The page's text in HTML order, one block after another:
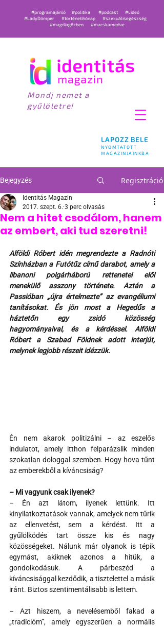
LAPOZZ BELE
NYOMTATOTT
MAGAZINJAINKBA
#programajánló #politika #podcast
#videó
#LadyDömper
#történetihónap
#szexuálisegészség
#magdiagőzben
#macskamedve
Mondj nemet a
gyűlöletre!
Bejegyzés Regisztráció
Nem a hitet csodálom, hanem
az embert, aki tud szeretni!
Identitás Magazin
2017. szept. 6. 3 perc olvasás
Alföldi Róbert idén megrendezte a Radnóti
Színházban a Futótűz című darabot, amely a
libanoni polgárháború rettenetei elől
menekülő asszony története. Aztán a
Passióban „újra értelmezte” az evangéliumi
tanításokat. És jön most a Hegedűs a
háztetőn egy zsidó közösség
hagyományaival, és a kérdéssel. Alföldi
Róbert a Szabad Földnek adott interjút,
melynek legjobb részeit idézzük.
Én nem akarok politizálni – az eszelős
indulatot, amely itthon felparázslik minden
szokatlan dologgal szemben. Hogy hova tűnt
az emberekből a kíváncsiság?
– Mi vagyunk csak ilyenek?
– Én azt látom, ilyenek lettünk. Itt
kinyilatkoztatások vannak, amelyek nem tűrik
az ellenvetést, sem a kérdést. Itt a
gyűlölködés tart össze kis és nagy
közösségeket. Nálunk már olyanok is tépik
egymást, akiknek azonos a hitük, a
gondolkodásuk. A párbeszéd a
kíváncsisággal kezdődik, a tisztelettel a másik
iránt. Biztos szentimentálisabb is lettem.
– Azt hiszem, a nevelésemből fakad a
„tradícióm”, amely egyszerűen a normális